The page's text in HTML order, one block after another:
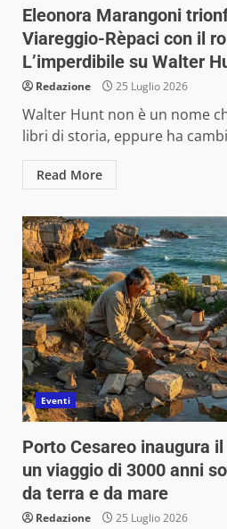
Eleonora Marangoni
Viareggio-Rèpaci con il
L’imperdibile su Walter
Redazione 25 Luglio 2026
Walter Hunt non è un nome
libri di storia, eppure ha
Read More
Eventi
Porto Cesareo inaugura
un viaggio di 3000 anni
da terra e da mare
Redazione 25 Luglio 2026